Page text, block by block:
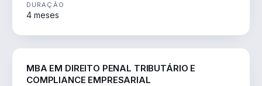
DURAÇÃO
4 meses
MBA EM DIREITO PENAL TRIBUTÁRIO E
COMPLIANCE EMPRESARIAL